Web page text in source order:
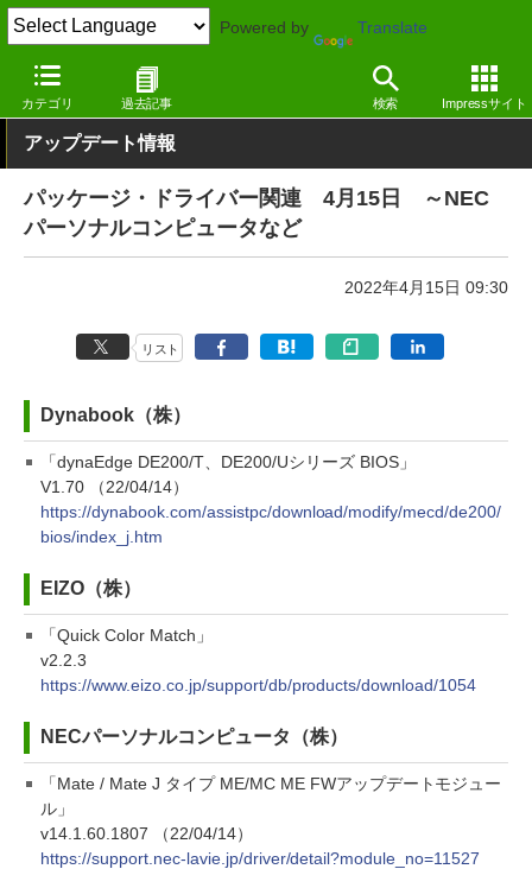
Powered by Translate
カテゴリ 過去記事 検索 Impressサイト
窓の杜 その他の話題 アップデート
アップデート情報
パッケージ・ドライバー関連 4月15日 ～NEC
パーソナルコンピュータなど
2022年4月15日 09:30
リスト
Dynabook（株）
「dynaEdge DE200/T、DE200/Uシリーズ BIOS」
V1.70 （22/04/14）
https://dynabook.com/assistpc/download/modify/mecd/de200/
bios/index_j.htm
EIZO（株）
「Quick Color Match」
v2.2.3
https://www.eizo.co.jp/support/db/products/download/1054
NECパーソナルコンピュータ（株）
「Mate / Mate J タイプ ME/MC ME FWアップデートモジュー
ル」
v14.1.60.1807 （22/04/14）
https://support.nec-lavie.jp/driver/detail?module_no=11527